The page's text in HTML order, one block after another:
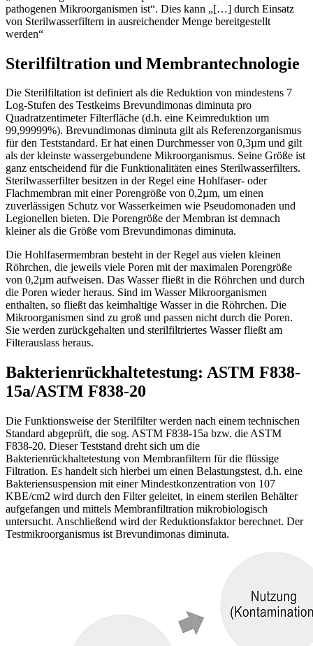
pathogenen Mikroorganismen ist“. Dies kann „[…] durch Einsatz
von Sterilwasserfiltern in ausreichender Menge bereitgestellt
werden“
Sterilfiltration und Membrantechnologie
Die Sterilfiltation ist definiert als die Reduktion von mindestens 7
Log-Stufen des Testkeims Brevundimonas diminuta pro
Quadratzentimeter Filterfläche (d.h. eine Keimreduktion um
99,99999%). Brevundimonas diminuta gilt als Referenzorganismus
für den Teststandard. Er hat einen Durchmesser von 0,3µm und gilt
als der kleinste wassergebundene Mikroorganismus. Seine Größe ist
ganz entscheidend für die Funktionalitäten eines Sterilwasserfilters.
Sterilwasserfilter besitzen in der Regel eine Hohlfaser- oder
Flachmembran mit einer Porengröße von 0,2µm, um einen
zuverlässigen Schutz vor Wasserkeimen wie Pseudomonaden und
Legionellen bieten. Die Porengröße der Membran ist demnach
kleiner als die Größe vom Brevundimonas diminuta.
Die Hohlfasermembran besteht in der Regel aus vielen kleinen
Röhrchen, die jeweils viele Poren mit der maximalen Porengröße
von 0,2µm aufweisen. Das Wasser fließt in die Röhrchen und durch
die Poren wieder heraus. Sind im Wasser Mikroorganismen
enthalten, so fließt das keimhaltige Wasser in die Röhrchen. Die
Mikroorganismen sind zu groß und passen nicht durch die Poren.
Sie werden zurückgehalten und sterilfiltriertes Wasser fließt am
Filterauslass heraus.
Bakterienrückhaltetestung: ASTM F838-
15a/ASTM F838-20
Die Funktionsweise der Sterilfilter werden nach einem technischen
Standard abgeprüft, die sog. ASTM F838-15a bzw. die ASTM
F838-20. Dieser Teststand dreht sich um die
Bakterienrückhaltetestung von Membranfiltern für die flüssige
Filtration. Es handelt sich hierbei um einen Belastungstest, d.h. eine
Bakteriensuspension mit einer Mindestkonzentration von 107
KBE/cm2 wird durch den Filter geleitet, in einem sterilen Behälter
aufgefangen und mittels Membranfiltration mikrobiologisch
untersucht. Anschließend wird der Reduktionsfaktor berechnet. Der
Testmikroorganismus ist Brevundimonas diminuta.